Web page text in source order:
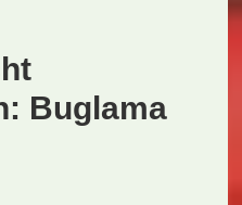
Buglama